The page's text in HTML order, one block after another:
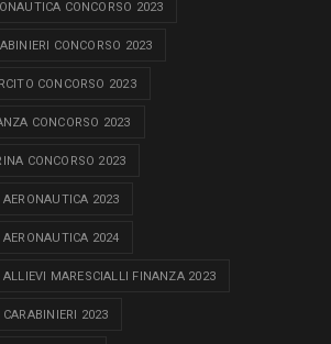
CONCORSO 2023
CONCORSO 2023
CONCORSO 2023
CONCORSO 2023
CONCORSO 2023
2023
2024
MARESCIALLI FINANZA 2023
2023